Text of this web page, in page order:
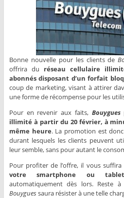
Bonne nouvelle pour les clients de
offrira du réseau cellulaire
abonnés disposant d’un forfait
coup de marketing, visant à attirer
une forme de récompense pour les
Pour en revenir aux faits, Bouygues
illimité à partir du 20 février, à
même heure. La promotion est
durant lesquels les clients peuvent
leur semble, sans pour autant le
Pour profiter de l’offre, il vous suffira
votre smartphone ou
automatiquement dès lors. Reste
Bouyguessaura résister à une telle